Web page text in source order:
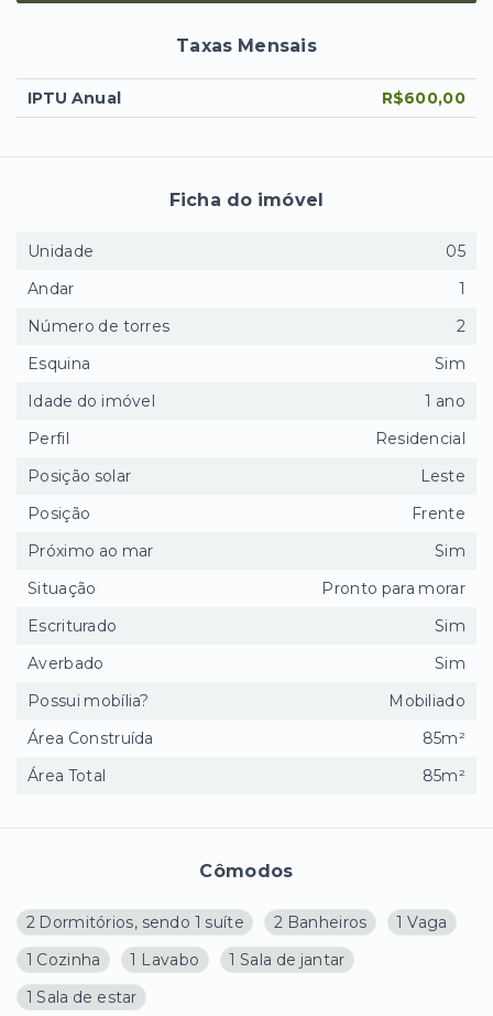
Cômodos
2 Dormitórios, sendo 1 suíte 2 Banheiros
1 Vaga
1 Cozinha
1 Lavabo
1 Sala de jantar
1 Sala de estar
Taxas Mensais
IPTU Anual R$600,00
Ficha do imóvel
Unidade
05
Andar
1
Número de torres
2
Esquina
Sim
Idade do imóvel
1 ano
Perfil
Residencial
Posição solar
Leste
Posição
Frente
Próximo ao mar
Sim
Situação
Pronto para morar
Escriturado
Sim
Averbado
Sim
Possui mobília?
Mobiliado
Área Construída
85m²
Área Total
85m²